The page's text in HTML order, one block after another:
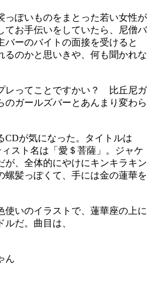
っぽいものをまとった若い女性が
てお手伝いをしていたら、尼僧バ
バーのバイトの面接を受けると
るのかと思いきや、何も聞かれな
レってことですかい？ 比丘尼ガ
のガールズバーとあんまり変わら
CDが気になった。タイトルは
ィスト名は「愛＄菩薩」。ジャケ
が、全体的にやけにキンキラキン
螺髪っぽくて、手には金の蓮華を
使いのイラストで、蓮華座の上に
だ。曲目は、
ん